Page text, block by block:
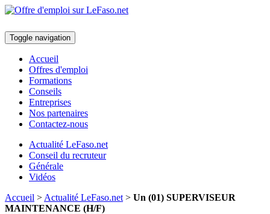
Toggle navigation
Accueil
Offres d'emploi
Formations
Conseils
Entreprises
Nos partenaires
Contactez-nous
Actualité LeFaso.net
Conseil du recruteur
Générale
Vidéos
Accueil > Actualité LeFaso.net > Un (01) SUPERVISEUR
MAINTENANCE (H/F)